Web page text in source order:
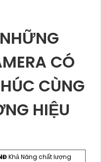
CÓ
CÙNG
HIỆU
Khả Năng chất lượng